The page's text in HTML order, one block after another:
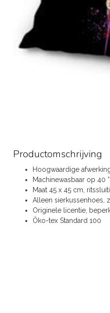
Productomschrijving
Hoogwaardige
Machinewasbaar op 40
Maat 45 x 45 cm,
Alleen sierkussenhoes,
Originele licentie,
Öko-tex Standard 100